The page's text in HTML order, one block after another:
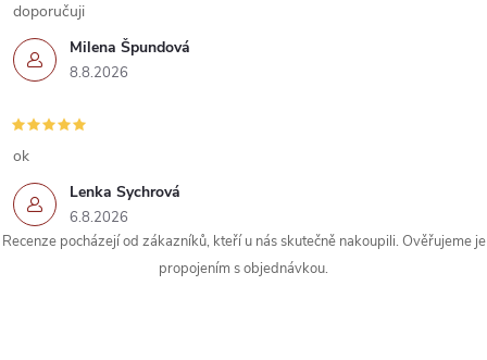
Milena Špundová
8.8.2026
doporučuji
Lenka Sychrová
6.8.2026
ok
Recenze pocházejí od zákazníků, kteří u nás skutečně nakoupili. Ověřujeme je
propojením s objednávkou.